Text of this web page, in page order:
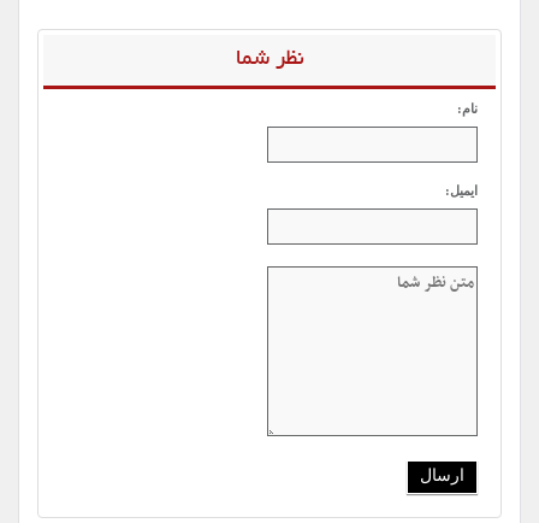
نظر شما
نام:
ایمیل: